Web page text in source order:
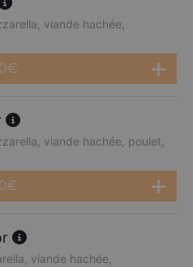
viande hachée,
€
viande hachée, poulet,
€
viande hachée,